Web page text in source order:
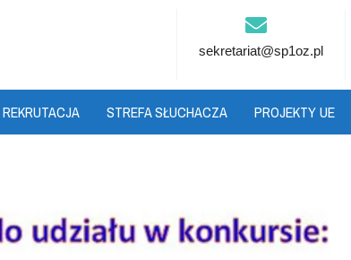
sekretariat@sp1oz.pl
REKRUTACJA STREFA SŁUCHACZA PROJEKTY UE